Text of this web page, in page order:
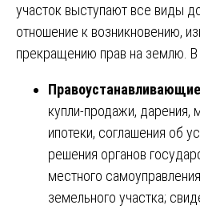
участок выступают все виды
отношение к возникновению,
прекращению прав на землю. В
купли-продажи, дарения,
ипотеки, соглашения об
решения органов
местного
земельного участка;